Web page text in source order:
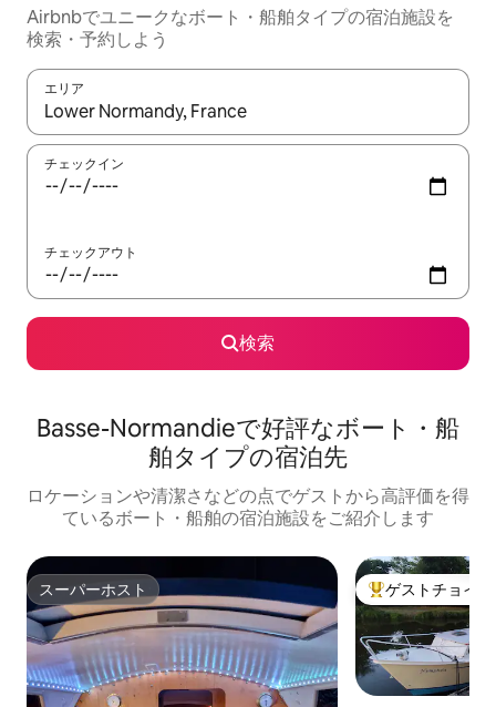
Airbnbでユニークなボート・船舶タイプの宿泊施設を
検索・予約しよう
エリア
検索結果が表示されたら、上下の矢印キーを使って移動するか
チェックイン
チェックアウト
検索
Basse-Normandieで好評なボート・船
舶タイプの宿泊先
ロケーションや清潔さなどの点でゲストから高評価を得
ているボート・船舶の宿泊施設をご紹介します
スーパーホスト
スーパーホスト 大好評のゲスト
ゲストチョイス